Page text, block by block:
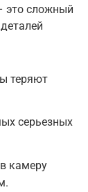
это сложный
теряют
серьезных
камеру